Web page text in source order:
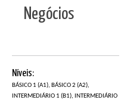
Negócios
Níveis:
BÁSICO 1 (A1), BÁSICO 2 (A2),
INTERMEDIÁRIO 1 (B1), INTERMEDIÁRIO